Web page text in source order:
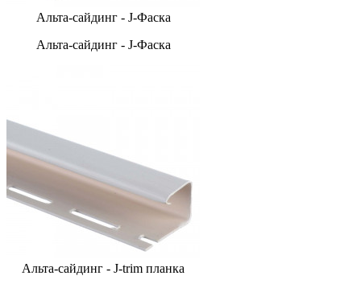
Альта-сайдинг - J-Фаска
Альта-сайдинг - J-Фаска
Альта-сайдинг - J-trim планка